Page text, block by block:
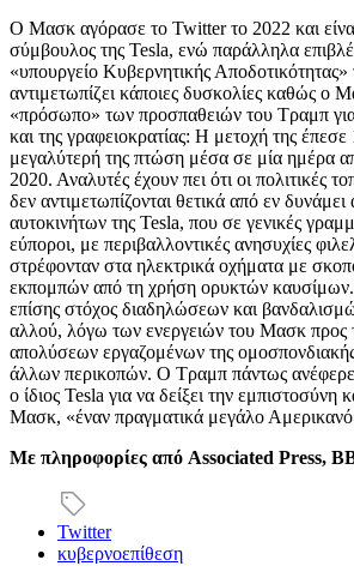
Ο Μασκ αγόρασε το Twitterτο 2022 και
σύμβουλος της Tesla, ενώ παράλληλα
«υπουργείο Κυβερνητικής
αντιμετωπίζει κάποιες δυσκολίες καθώς ο
«πρόσωπο» των προσπαθειών του Τραμπ
και της γραφειοκρατίας: Η μετοχή της
μεγαλύτερή της πτώση μέσα σε μία ημέρα
2020. Αναλυτές έχουν πει ότι οι πολιτικές
δεν αντιμετωπίζονται θετικά από εν δυνάμει
αυτοκινήτων της Tesla, που σε γενικές
εύποροι, με περιβαλλοντικές ανησυχίες
στρέφονταν στα ηλεκτρικά οχήματα με
εκπομπών από τη χρήση ορυκτών
επίσης στόχος διαδηλώσεων και
αλλού, λόγω των ενεργειών του Μασκ προς
απολύσεων εργαζομένων της
άλλων περικοπών. Ο Τραμπ πάντως
ο ίδιος Tesla για να δείξει την εμπιστοσύνη
Μασκ, «έναν πραγματικά μεγάλο
Με πληροφορίες από Associated Press,
Twitter
κυβερνοεπίθεση